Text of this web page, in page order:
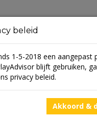
beleid
1-5-2018 een aangepast
blijft gebruiken,
privacy beleid.
Akkoord &